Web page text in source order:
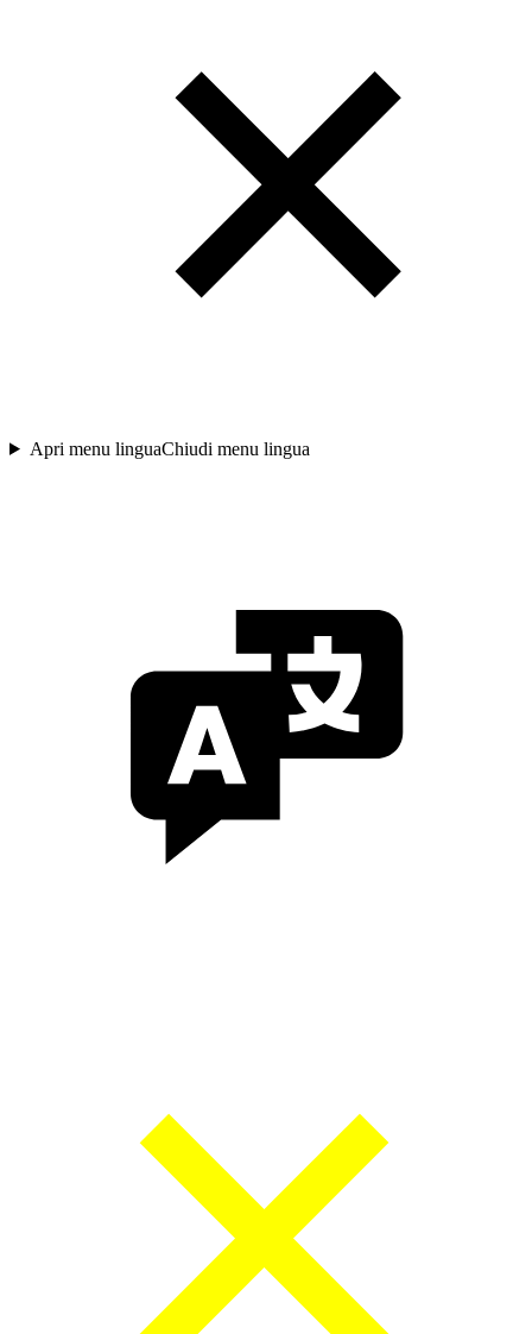
Apri menu linguaChiudi menu lingua